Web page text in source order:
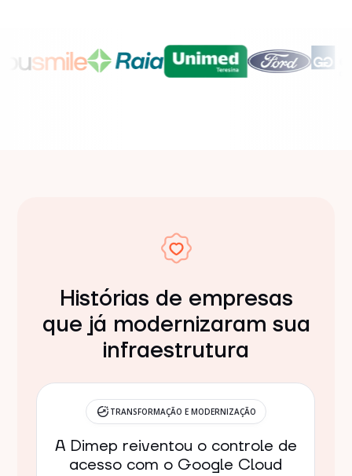
Histórias de empresas
que já modernizaram sua
infraestrutura
TRANSFORMAÇÃO E MODERNIZAÇÃO
A Dimep reiventou o controle de
acesso com o Google Cloud